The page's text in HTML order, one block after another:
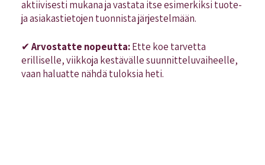
aktiivisesti mukana ja vastata itse esimerkiksi tuote-
ja asiakastietojen tuonnista järjestelmään.
✔Arvostatte nopeutta:Ette koe tarvetta
erilliselle, viikkoja kestävälle suunnitteluvaiheelle,
vaan haluatte nähdä tuloksia heti.